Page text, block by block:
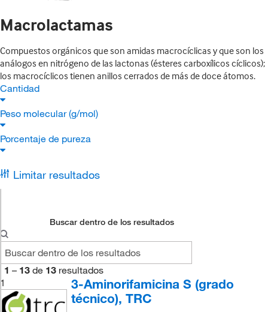
Macrolactamas
Compuestos orgánicos que son amidas macrocíclicas y que son los
análogos en nitrógeno de las lactonas (ésteres carboxílicos cíclicos);
los macrocíclicos tienen anillos cerrados de más de doce átomos.
Cantidad
Peso molecular (g/mol)
Porcentaje de pureza
Limitar resultados
Buscar dentro de los resultados
1 – 13 de 13 resultados
1
3-Aminorifamicina S (grado
técnico), TRC